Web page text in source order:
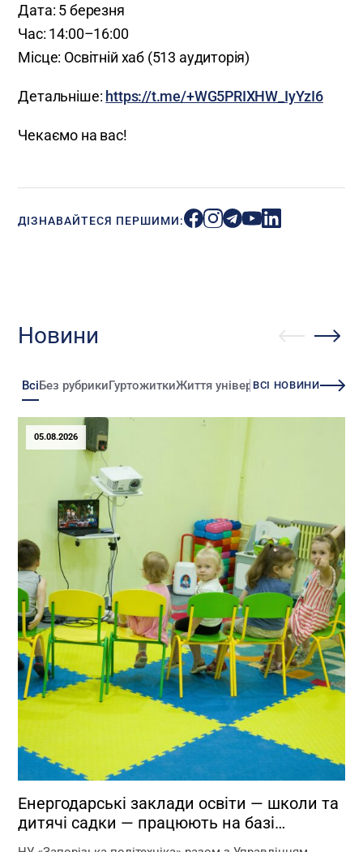
Дата: 5 березня
Час: 14:00–16:00
Місце: Освітній хаб (513 аудиторія)
Детальніше: https://t.me/+WG5PRIXHW_IyYzI6
Чекаємо на вас!
ДІЗНАВАЙТЕСЯ ПЕРШИМИ:
Новини
ВсіБез рубрикиГуртожиткиЖиття університетуЗміни
ВСІ НОВИНИ
05.08.2026
Енергодарські заклади освіти — школи та
дитячі садки — працюють на базі
Запорізької політехніки!